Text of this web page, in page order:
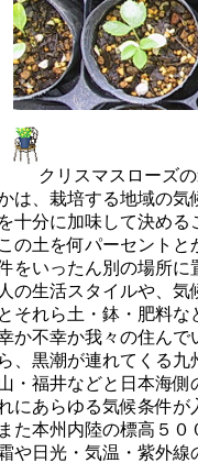
クリスマスローズ
は、栽培する地域の気
を十分に加味して決める
この土を何パーセント
をいったん別の場所に
人の生活スタイルや、
とそれら土・鉢・肥料な
か不幸か我々の住んで
ら、黒潮が連れてくる
・福井などと日本海
にあらゆる気候条件が
また本州内陸の標高５
や日光・気温・紫外線